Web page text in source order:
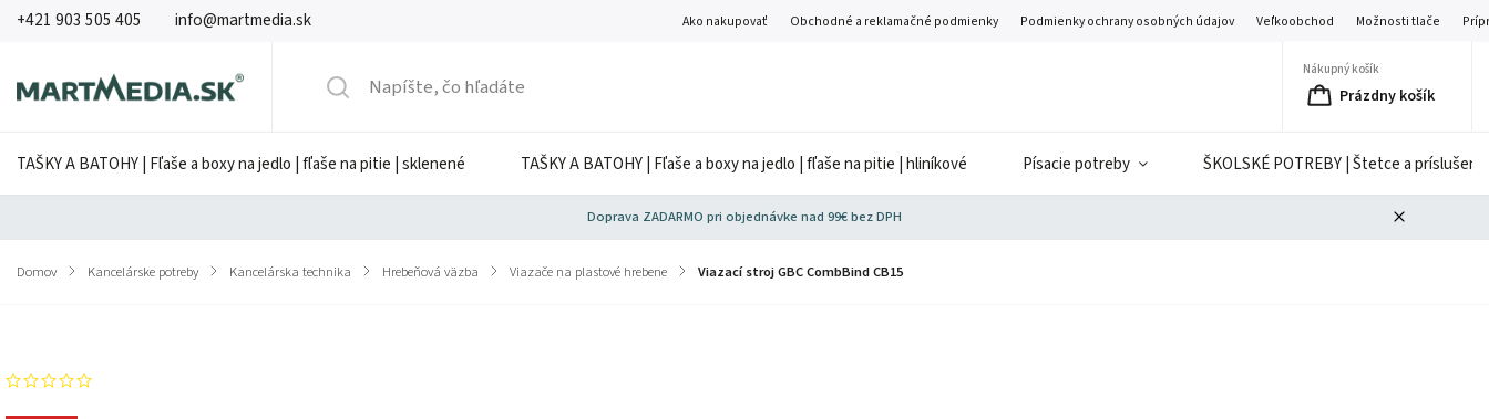
+421 903 505 405 info@martmedia.sk Ako nakupovať Obchodné a reklamačné podmienky Podmienky ochrany osobných údajov Veľkoobchod Možnosti tlače
Nákupný košík
Prázdny košík
TAŠKY A BATOHY | Fľaše a boxy na jedlo | fľaše na pitie | sklenené TAŠKY A BATOHY | Fľaše a boxy na jedlo | fľaše na pitie | hliníkové Písacie potreby ŠKOLSKÉ POTREBY | Štetce a
Doprava ZADARMO pri objednávke nad 99€ bez DPH
Domov / Kancelárske potreby / Kancelárska technika / Hrebeňová väzba / Viazače na plastové hrebene / Viazací stroj GBC CombBind CB15